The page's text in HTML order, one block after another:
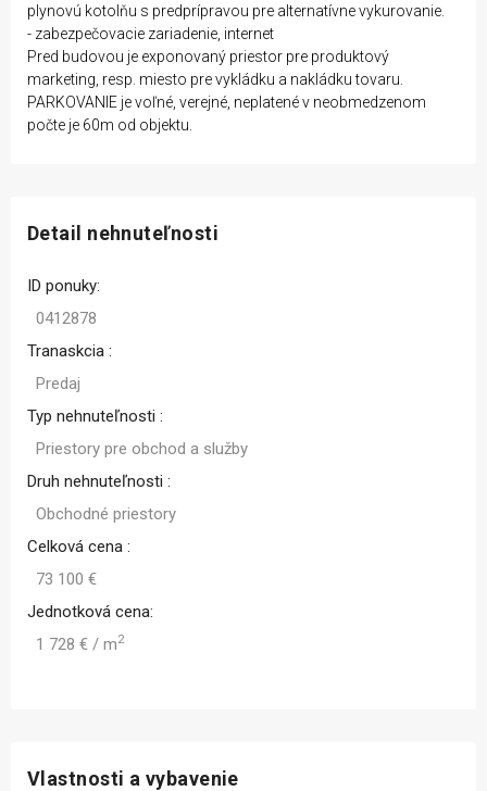
plynovú kotolňu s predprípravou pre alternatívne vykurovanie.
- zabezpečovacie zariadenie, internet
Pred budovou je exponovaný priestor pre produktový
marketing, resp. miesto pre vykládku a nakládku tovaru.
PARKOVANIE je voľné, verejné, neplatené v neobmedzenom
počte je 60m od objektu.
Detail nehnuteľnosti
ID ponuky:
0412878
Tranaskcia :
Predaj
Typ nehnuteľnosti :
Priestory pre obchod a služby
Druh nehnuteľnosti :
Obchodné priestory
Celková cena :
73 100 €
Jednotková cena:
1 728 € / m2
Vlastnosti a vybavenie